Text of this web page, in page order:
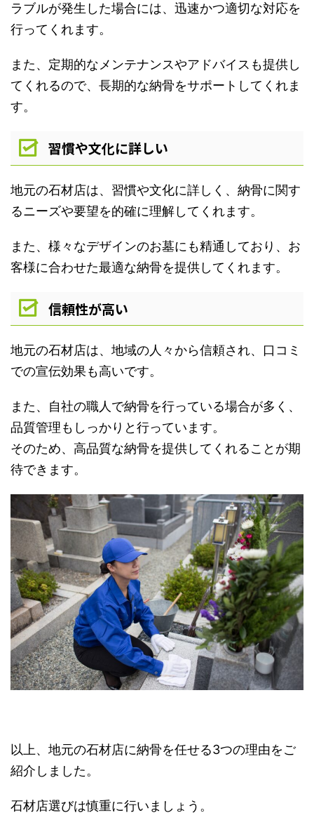
ラブルが発生した場合には、迅速かつ適切な対応を
行ってくれます。
また、定期的なメンテナンスやアドバイスも提供し
てくれるので、長期的な納骨をサポートしてくれま
す。
習慣や文化に詳しい
地元の石材店は、習慣や文化に詳しく、納骨に関す
るニーズや要望を的確に理解してくれます。
また、様々なデザインのお墓にも精通しており、お
客様に合わせた最適な納骨を提供してくれます。
信頼性が高い
地元の石材店は、地域の人々から信頼され、口コミ
での宣伝効果も高いです。
また、自社の職人で納骨を行っている場合が多く、
品質管理もしっかりと行っています。
そのため、高品質な納骨を提供してくれることが期
待できます。
以上、地元の石材店に納骨を任せる3つの理由をご
紹介しました。
石材店選びは慎重に行いましょう。